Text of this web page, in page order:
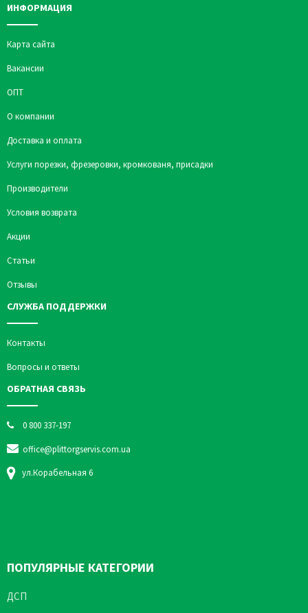
ИНФОРМАЦИЯ
Карта сайта
Вакансии
ОПТ
О компании
Доставка и оплата
Услуги порезки, фрезеровки, кромкованя, присадки
Производители
Условия возврата
Акции
Статьи
Отзывы
СЛУЖБА ПОДДЕРЖКИ
Контакты
Вопросы и ответы
ОБРАТНАЯ СВЯЗЬ
0 800 337-197
office@plittorgservis.com.ua
ул.Корабельная 6
ПОПУЛЯРНЫЕ КАТЕГОРИИ
ДСП